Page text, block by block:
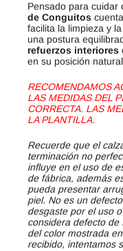
Pensado para cuidar
de Conguitos
facilita la limpieza y
una postura
refuerzos interiores
en su posición
RECOMENDAMOS
LAS MEDIDAS DEL
CORRECTA. LAS
LA PLANTILLA.
Recuerde que el
terminación no
influye en el uso de
de fábrica, además
pueda presentar
piel. No es un
desgaste por el uso
considera defecto de
del color mostrada
recibido, intentamos